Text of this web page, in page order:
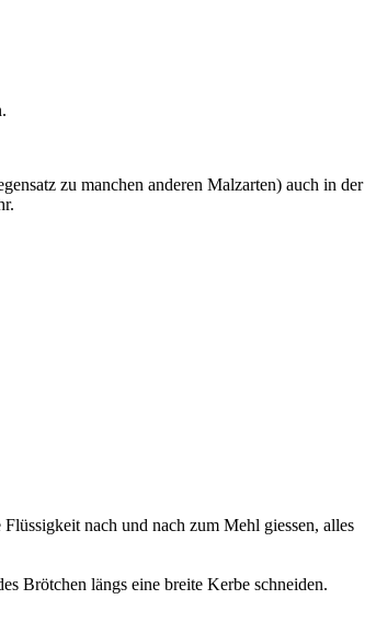
zu manchen anderen Malzarten) auch in der
nach und nach zum Mehl giessen, alles
Brötchen längs eine breite Kerbe schneiden.